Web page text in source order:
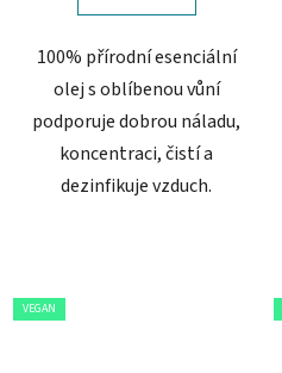
100% přírodní esenciální
olej s oblíbenou vůní
podporuje dobrou náladu,
koncentraci, čistí a
dezinfikuje vzduch.
VEGAN